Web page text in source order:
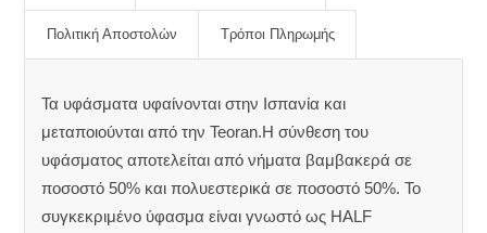
Πολιτική Αποστολών Τρόποι Πληρωμής
Τα υφάσματα υφαίνονται στην Ισπανία και
μεταποιούνται από την Teoran.Η σύνθεση του
υφάσματος αποτελείται από νήματα βαμβακερά σε
ποσοστό 50% και πολυεστερικά σε ποσοστό 50%. Το
συγκεκριμένο ύφασμα είναι γνωστό ως HALF